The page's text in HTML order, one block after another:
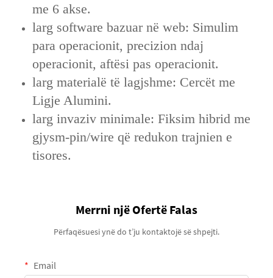
me 6 akse.
larg software bazuar në web: Simulim
para operacionit, precizion ndaj
operacionit, aftësi pas operacionit.
larg materialë të lagjshme: Cercët me
Ligje Alumini.
larg invaziv minimale: Fiksim hibrid me
gjysm-pin/wire që redukon trajnien e
tisores.
Merrni një Ofertë Falas
Përfaqësuesi ynë do t’ju kontaktojë së shpejti.
Email